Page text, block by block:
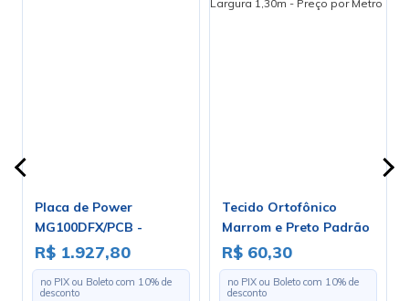
Placa de Power
MG100DFX/PCB -
Marshall
R$ 1.927,80
no PIX ou Boleto com 10% de
desconto
Tecido Ortofônico
Marrom e Preto Padrão
203-1-10 - Largura 1,30m
- Preço por Metro
R$ 60,30
no PIX ou Boleto com 10% de
desconto